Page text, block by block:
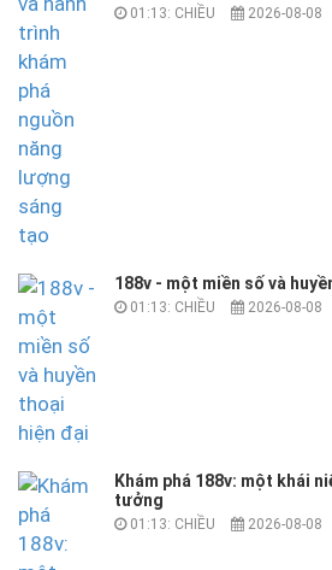
01:13: CHIỀU 2026-08-08
188v - một miền số và
01:13: CHIỀU 2026-08-08
Khám phá 188v: một khái
tưởng
01:13: CHIỀU 2026-08-08